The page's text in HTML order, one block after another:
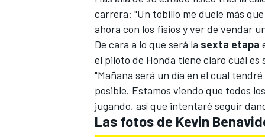
MÁS CATEGORÍAS
carrera: "Un tobillo me duele más
ahora con los fisios y ver de vendar
De cara a lo que será la sexta etapa
el piloto de Honda tiene claro cuál es
"Mañana será un día en el cual
posible. Estamos viendo que todos
jugando, así que intentaré seguir
Las fotos de Kevin